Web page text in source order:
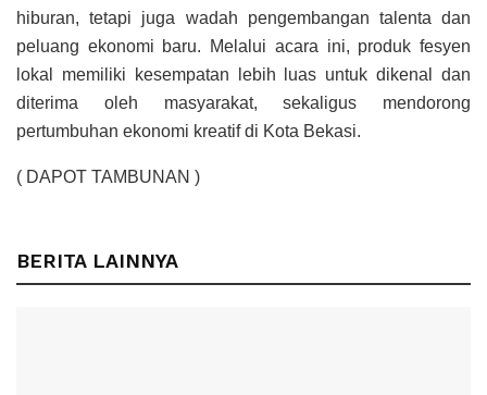
hiburan, tetapi juga wadah pengembangan talenta dan
peluang ekonomi baru. Melalui acara ini, produk fesyen
lokal memiliki kesempatan lebih luas untuk dikenal dan
diterima oleh masyarakat, sekaligus mendorong
pertumbuhan ekonomi kreatif di Kota Bekasi.
( DAPOT TAMBUNAN )
BERITA LAINNYA